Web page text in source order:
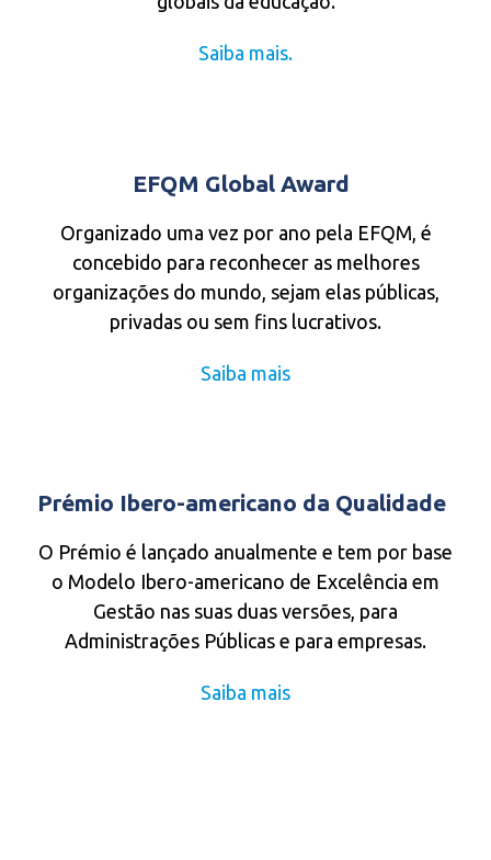
Saiba mais.
EFQM Global Award
Organizado uma vez por ano pela EFQM, é
concebido para reconhecer as melhores
organizações do mundo, sejam elas públicas,
privadas ou sem fins lucrativos.
Saiba mais
Prémio Ibero-americano da Qualidade
O Prémio é lançado anualmente e tem por base
o Modelo Ibero-americano de Excelência em
Gestão nas suas duas versões, para
Administrações Públicas e para empresas.
Saiba mais